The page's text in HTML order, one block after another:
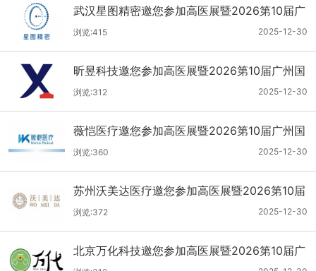
武汉星图精密邀您参加高医展暨2026第10届广
州国际医疗器械设计与制造技术展
2025-12-30
浏览:415
昕昱科技邀您参加高医展暨2026第10届广州国
际医疗器械设计与制造技术展
2025-12-30
浏览:312
薇恺医疗邀您参加高医展暨2026第10届广州国
际医疗器械设计与制造技术展
2025-12-30
浏览:360
苏州沃美达医疗邀您参加高医展暨2026第10届
广州国际医疗器械设计与制造技术展
2025-12-30
浏览:372
北京万化科技邀您参加高医展暨2026第10届广